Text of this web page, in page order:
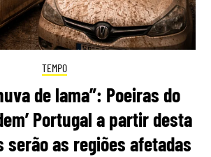
TEMPO
de lama”: Poeiras do
Portugal a partir desta
serão as regiões afetadas